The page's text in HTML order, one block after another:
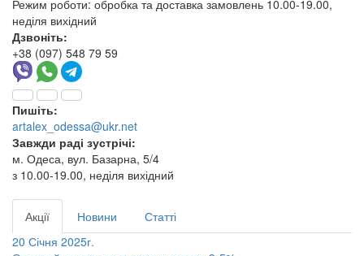
Режим роботи: обробка та доставка замовлень 10.00-19.00,
неділя вихідний
Дзвоніть:
+38 (097) 548 79 59
Пишіть:
artalex_odessa@ukr.net
Завжди раді зустрічі:
м. Одеса, вул. Базарна, 5/4
з 10.00-19.00, неділя вихідний
Акції Новини
Статті
20 Січня 2025г.